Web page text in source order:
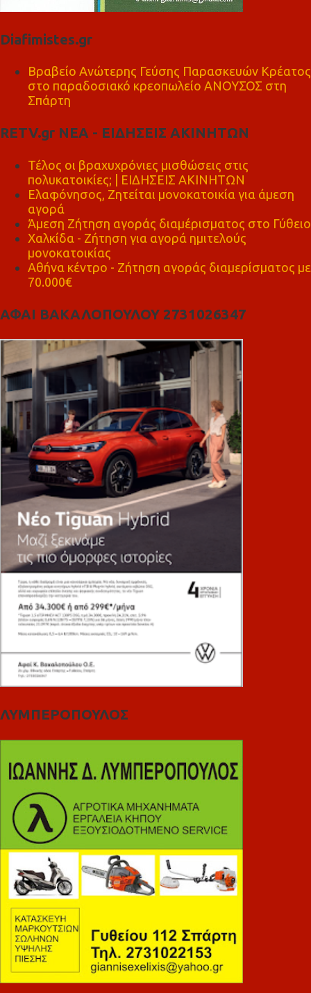
Diafimistes.gr
Βραβείο Ανώτερης Γεύσης Παρασκευών Κρέατος
στο παραδοσιακό κρεοπωλείο ΑΝΟΥΣΟΣ στη
Σπάρτη
RETV.gr ΝΕΑ - ΕΙΔΗΣΕΙΣ ΑΚΙΝΗΤΩΝ
Τέλος οι βραχυχρόνιες μισθώσεις στις
πολυκατοικίες; | ΕΙΔΗΣΕΙΣ ΑΚΙΝΗΤΩΝ
Ελαφόνησος, Ζητείται μονοκατοικία για άμεση
αγορά
Άμεση Ζήτηση αγοράς διαμέρισματος στο Γύθειο
Χαλκίδα - Ζήτηση για αγορά ημιτελούς
μονοκατοικίας
Αθήνα κέντρο - Ζήτηση αγοράς διαμερίσματος με
70.000€
ΑΦΑΙ ΒΑΚΑΛΟΠΟΥΛΟΥ 2731026347
ΛΥΜΠΕΡΟΠΟΥΛΟΣ